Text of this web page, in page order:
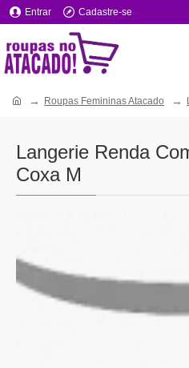
Entrar Cadastre-se
Roupas Femininas Atacado
Langerie Renda
Coxa M